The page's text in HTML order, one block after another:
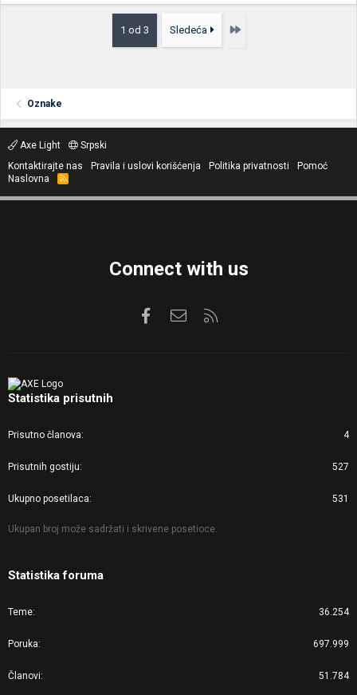
1 od 3 Sledeća Poslednja
Oznake
Axe Light
Srpski
Kontaktirajte nas
Pravila i uslovi korišćenja Politika privatnosti
Pomoć
Naslovna
R
S
Connect with us
FacebookKontaktirajte nas
Statistika prisutnih
Prisutno članova 4
Prisutnih gostiju 527
Ukupno posetilaca 531
Ukupan broj može sadržati i skrivene posetioce.
Statistika foruma
Teme 36.254
Poruka 697.999
Članovi 51.784